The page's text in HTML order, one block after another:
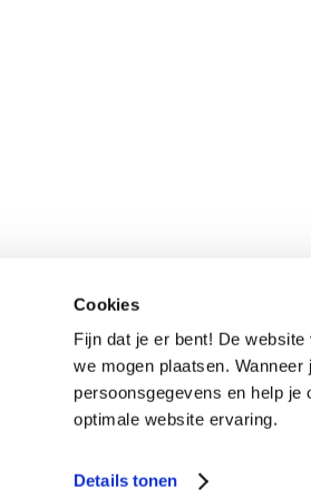
Cookies
Fijn dat je er bent! De
we mogen plaatsen.
persoonsgegevens en help
optimale website ervaring.
Details tonen